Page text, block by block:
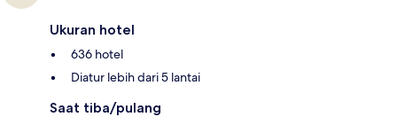
Ukuran hotel
636 hotel
Diatur lebih dari 5 lantai
Saat tiba/pulang